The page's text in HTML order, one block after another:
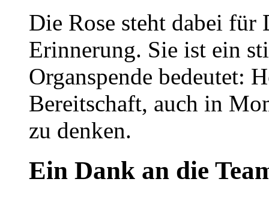
Die Rose steht dabei für
Erinnerung. Sie ist ein
Organspende bedeutet:
Bereitschaft, auch in
zu denken.
Ein Dank an die